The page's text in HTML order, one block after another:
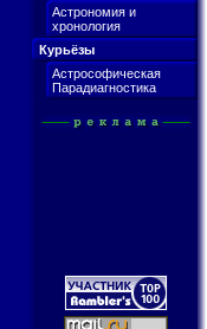
Астрономия и
хронология
Курьёзы
Астрософическая
Парадиагностика